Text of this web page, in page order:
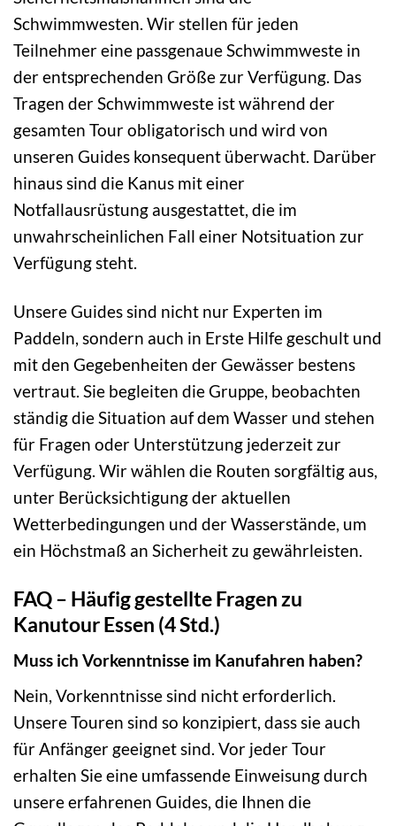
Schwimmwesten. Wir stellen für jeden
Teilnehmer eine passgenaue Schwimmweste in
der entsprechenden Größe zur Verfügung. Das
Tragen der Schwimmweste ist während der
gesamten Tour obligatorisch und wird von
unseren Guides konsequent überwacht. Darüber
hinaus sind die Kanus mit einer
Notfallausrüstung ausgestattet, die im
unwahrscheinlichen Fall einer Notsituation zur
Verfügung steht.
Unsere Guides sind nicht nur Experten im
Paddeln, sondern auch in Erste Hilfe geschult und
mit den Gegebenheiten der Gewässer bestens
vertraut. Sie begleiten die Gruppe, beobachten
ständig die Situation auf dem Wasser und stehen
für Fragen oder Unterstützung jederzeit zur
Verfügung. Wir wählen die Routen sorgfältig aus,
unter Berücksichtigung der aktuellen
Wetterbedingungen und der Wasserstände, um
ein Höchstmaß an Sicherheit zu gewährleisten.
FAQ – Häufig gestellte Fragen zu
Kanutour Essen (4 Std.)
Muss ich Vorkenntnisse im Kanufahren haben?
Nein, Vorkenntnisse sind nicht erforderlich.
Unsere Touren sind so konzipiert, dass sie auch
für Anfänger geeignet sind. Vor jeder Tour
erhalten Sie eine umfassende Einweisung durch
unsere erfahrenen Guides, die Ihnen die